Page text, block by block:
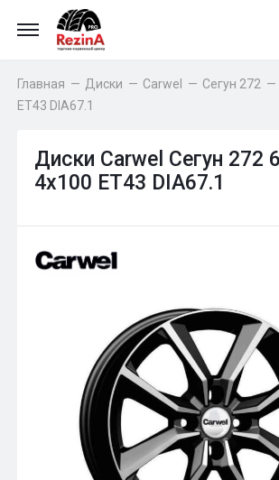
Главная — Диски — Carwel — Сегун 272 —
ET43 DIA67.1
Диски Carwel Сегун 272
4x100 ET43 DIA67.1